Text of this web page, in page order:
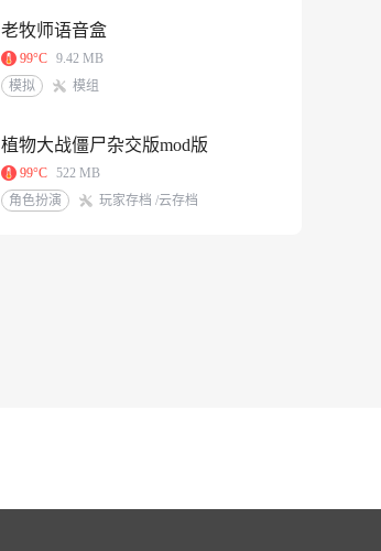
老牧师语音盒
99°C
9.42 MB
模拟
模组
植物大战僵尸杂交版mod版
99°C
522 MB
角色扮演
玩家存档 /云存档